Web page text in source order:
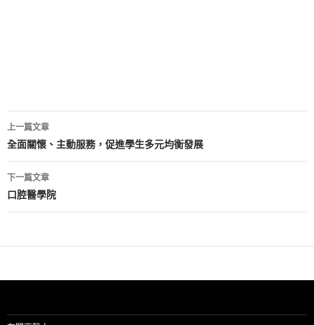
文
章
導
覽
上一篇文章
全面關懷、主動服務，促進學生多元均衡發展
下一篇文章
口腔醫學院